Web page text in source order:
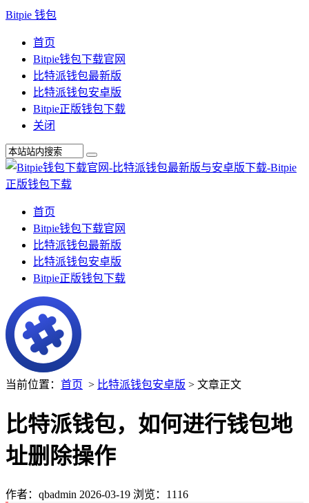
Bitpie 钱包
首页
Bitpie钱包下载官网
比特派钱包最新版
比特派钱包安卓版
Bitpie正版钱包下载
关闭
首页
Bitpie钱包下载官网
比特派钱包最新版
比特派钱包安卓版
Bitpie正版钱包下载
当前位置： 首页 > 比特派钱包安卓版 > 文章正文
比特派钱包，如何进行钱包地
址删除操作
作者：qbadmin 2026-03-19 浏览：1116